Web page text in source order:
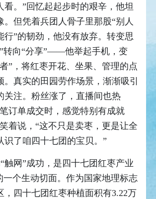
。 ” 回忆起起步时的艰辛，他坦
。但凭着兵团人骨子里那股“别人
行”的韧劲，他没有放弃。转变思
”转向 “分享”——他举起手机，变
” ，将红枣开花、坐果、管理的点
。真实的田园劳作场景，渐渐吸引
关注。粉丝涨了，直播间也热
订单成交时，感觉特别有成就
着说， “这不只是卖枣，更是让全
识了咱四十七团的宝贝。 ”
触网”成功，是四十七团红枣产业
一个生动切面。作为国家地理标志
，四十七团红枣种植面积有3.22万